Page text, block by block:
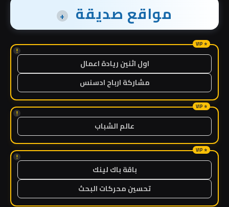
مواقع صديقة +
!
اول اثنين ريادة اعمال
مشاركة ارباح ادسنس
!
عالم الشباب
!
باقة باك لينك
تحسين محركات البحث